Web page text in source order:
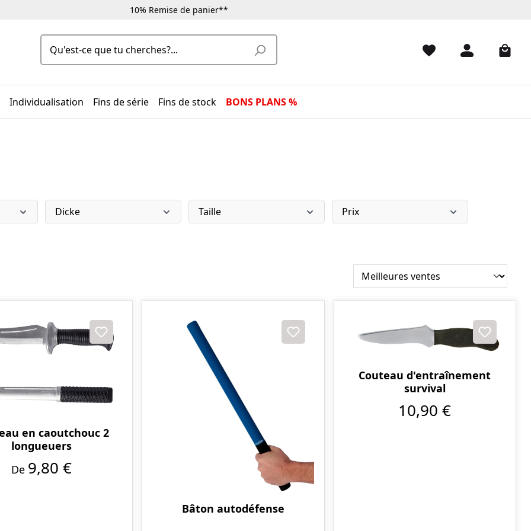
10% Remise de panier**
Individualisation Fins de série Fins de stock BONS PLANS %
Dicke Taille Prix
en caoutchouc 2
longueuers
De 9,80 €
Bâton autodéfense
Couteau d'entraînement
survival
10,90 €